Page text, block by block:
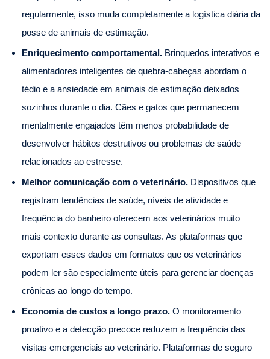
regularmente, isso muda completamente a logística diária da
posse de animais de estimação.
Enriquecimento comportamental. Brinquedos interativos e
alimentadores inteligentes de quebra-cabeças abordam o
tédio e a ansiedade em animais de estimação deixados
sozinhos durante o dia. Cães e gatos que permanecem
mentalmente engajados têm menos probabilidade de
desenvolver hábitos destrutivos ou problemas de saúde
relacionados ao estresse.
Melhor comunicação com o veterinário. Dispositivos que
registram tendências de saúde, níveis de atividade e
frequência do banheiro oferecem aos veterinários muito
mais contexto durante as consultas. As plataformas que
exportam esses dados em formatos que os veterinários
podem ler são especialmente úteis para gerenciar doenças
crônicas ao longo do tempo.
Economia de custos a longo prazo. O monitoramento
proativo e a detecção precoce reduzem a frequência das
visitas emergenciais ao veterinário. Plataformas de seguro